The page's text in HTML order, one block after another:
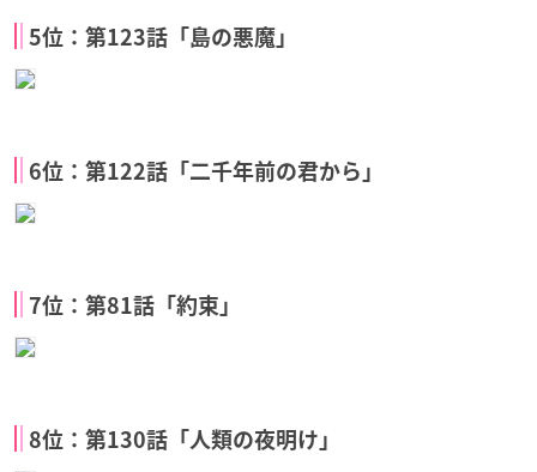
5位：第123話「島の悪魔」
6位：第122話「二千年前の君から」
7位：第81話「約束」
8位：第130話「人類の夜明け」